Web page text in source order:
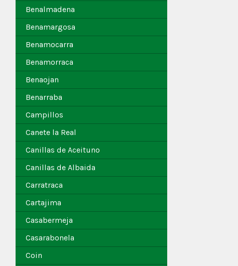
Benalmadena
Benamargosa
Benamocarra
Benamorraca
Benaojan
Benarraba
Campillos
Canete la Real
Canillas de Aceituno
Canillas de Albaida
Carratraca
Cartajima
Casabermeja
Casarabonela
Coin